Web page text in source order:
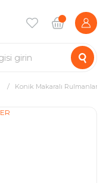
Konik Makaralı Rulmanlar